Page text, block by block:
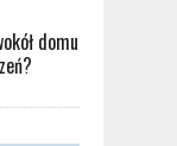
domu